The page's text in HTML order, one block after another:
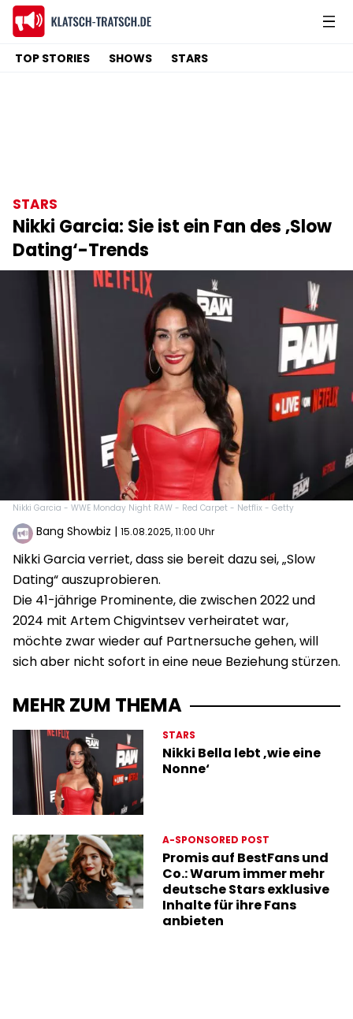
TOP STORIES SHOWS STARS
STARS
Nikki Garcia: Sie ist ein Fan des ‚Slow
Dating‘-Trends
Nikki Garcia - WWE Monday Night RAW - Red Carpet - Netflix - Getty
Bang Showbiz | 15.08.2025, 11:00 Uhr
Nikki Garcia verriet, dass sie bereit dazu sei, „Slow
Dating“ auszuprobieren.
Die 41-jährige Prominente, die zwischen 2022 und
2024 mit Artem Chigvintsev verheiratet war,
möchte zwar wieder auf Partnersuche gehen, will
sich aber nicht sofort in eine neue Beziehung stürzen.
MEHR ZUM THEMA
STARS
Nikki Bella lebt ‚wie eine
Nonne‘
A-SPONSORED POST
Promis auf BestFans und
Co.: Warum immer mehr
deutsche Stars exklusive
Inhalte für ihre Fans
anbieten